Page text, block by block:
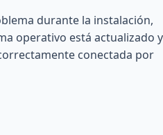
durante la instalación,
operativo está actualizado y
conectada por